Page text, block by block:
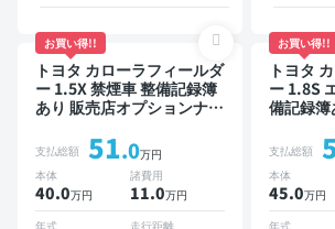
お買い得!!
トヨタ カローラフィールダ
ー 1.5X 禁煙車 整備記録簿
あり 販売店オプションナビ
ックモニター ドライブレコ
ーダー
支払総額 51.0万円
本体
40.0万円
諸費用
11.0万円
年式
走行距離
お買い得!!
トヨタ
ー 1.8S
備記録簿
ETC バッ
支払総額
本体
45.0万円
年式